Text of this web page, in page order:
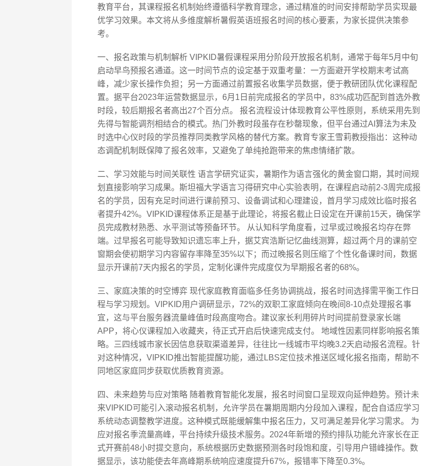
教育平台，其课程报名机制始终遵循科学教育理念，通过精准的时间安排帮助学员实现最
优学习效果。本文将从多维度解析暑假英语班报名时间的核心要素，为家长提供决策参
考。
一、报名政策与机制解析 VIPKID暑假课程采用分阶段开放报名机制，通常于每年5月中旬
启动早鸟预报名通道。这一时间节点的设定基于双重考量：一方面避开学校期末考试高
峰，减少家长操作负担；另一方面通过前置报名收集学员数据，便于教研团队优化课程配
置。据平台2023年运营数据显示，6月1日前完成报名的学员中，83%成功匹配到首选外教
时段，较后期报名者高出27个百分点。 报名流程设计体现教育公平性原则，系统采用先到
先得与智能调剂相结合的模式。热门外教时段虽存在秒罄现象，但平台通过AI算法为未及
时选中心仪时段的学员推荐同类教学风格的替代方案。教育专家王雪莉教授指出：这种动
态调配机制既保障了报名效率，又避免了单纯抢跑带来的焦虑情绪扩散。
二、学习效能与时间关联性 语言学研究证实，暑期作为语言强化的黄金窗口期，其时间规
划直接影响学习成果。斯坦福大学语言习得研究中心实验表明，在课程启动前2-3周完成报
名的学员，因有充足时间进行课前预习、设备调试和心理建设，首月学习成效比临时报名
者提升42%。VIPKID课程体系正是基于此理论，将报名截止日设定在开课前15天，确保学
员完成教材熟悉、水平测试等预备环节。 从认知科学角度看，过早或过晚报名均存在弊
端。过早报名可能导致知识遗忘率上升，据艾宾浩斯记忆曲线测算，超过两个月的课前空
窗期会使初期学习内容留存率降至35%以下；而过晚报名则压缩了个性化备课时间，数据
显示开课前7天内报名的学员，定制化课件完成度仅为早期报名者的68%。
三、家庭决策的时空博弈 现代家庭教育面临多任务协调挑战，报名时间选择需平衡工作日
程与学习规划。VIPKID用户调研显示，72%的双职工家庭倾向在晚间8-10点处理报名事
宜，这与平台服务器流量峰值时段高度吻合。建议家长利用碎片时间提前登录家长端
APP，将心仪课程加入收藏夹，待正式开启后快速完成支付。 地域性因素同样影响报名策
略。三四线城市家长因信息获取渠道差异，往往比一线城市平均晚3.2天启动报名流程。针
对这种情况，VIPKID推出智能提醒功能，通过LBS定位技术推送区域化报名指南，帮助不
同地区家庭同步获取优质教育资源。
四、未来趋势与应对策略 随着教育智能化发展，报名时间窗口呈现双向延伸趋势。预计未
来VIPKID可能引入滚动报名机制，允许学员在暑期周期内分段加入课程，配合自适应学习
系统动态调整教学进度。这种模式既能缓解集中报名压力，又可满足差异化学习需求。 为
应对报名季流量高峰，平台持续升级技术服务。2024年新增的预约排队功能允许家长在正
式开赛前48小时提交意向，系统根据历史数据预测各时段饱和度，引导用户错峰操作。数
据显示，该功能使去年高峰期系统响应速度提升67%，报错率下降至0.3%。